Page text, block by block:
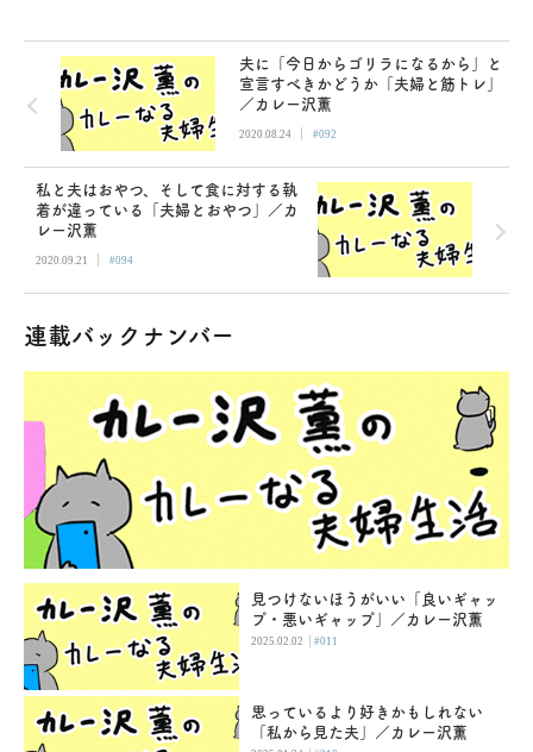
夫に「今日からゴリラになるから」と
宣言すべきかどうか「夫婦と筋トレ」
／カレー沢薫
2020.08.24 | #092
私と夫はおやつ、そして食に対する執
着が違っている「夫婦とおやつ」／カ
レー沢薫
2020.09.21 | #094
連載バックナンバー
見つけないほうがいい「良いギャッ
プ・悪いギャップ」／カレー沢薫
2025.02.02 |#011
思っているより好きかもしれない
「私から見た夫」／カレー沢薫